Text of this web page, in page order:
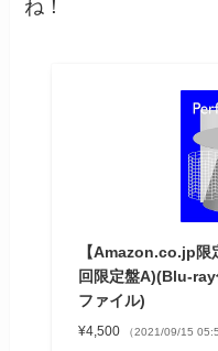
ね！
【Amazon.co.jp限
回限定盤A)(Blu-
ファイル)
¥4,500 （2021/09/15